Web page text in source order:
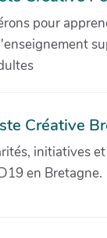
pour
Créative
initiatives
en Bretagne.